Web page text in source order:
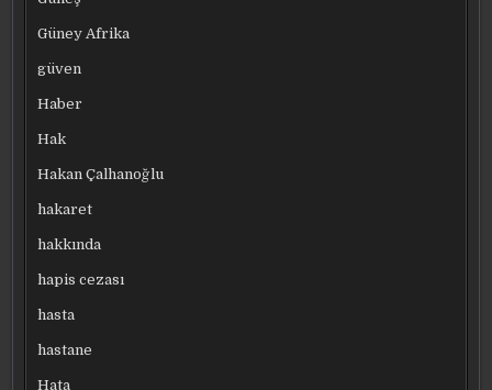
Güney Afrika
güven
Haber
Hak
Hakan Çalhanoğlu
hakaret
hakkında
hapis cezası
hasta
hastane
Hata